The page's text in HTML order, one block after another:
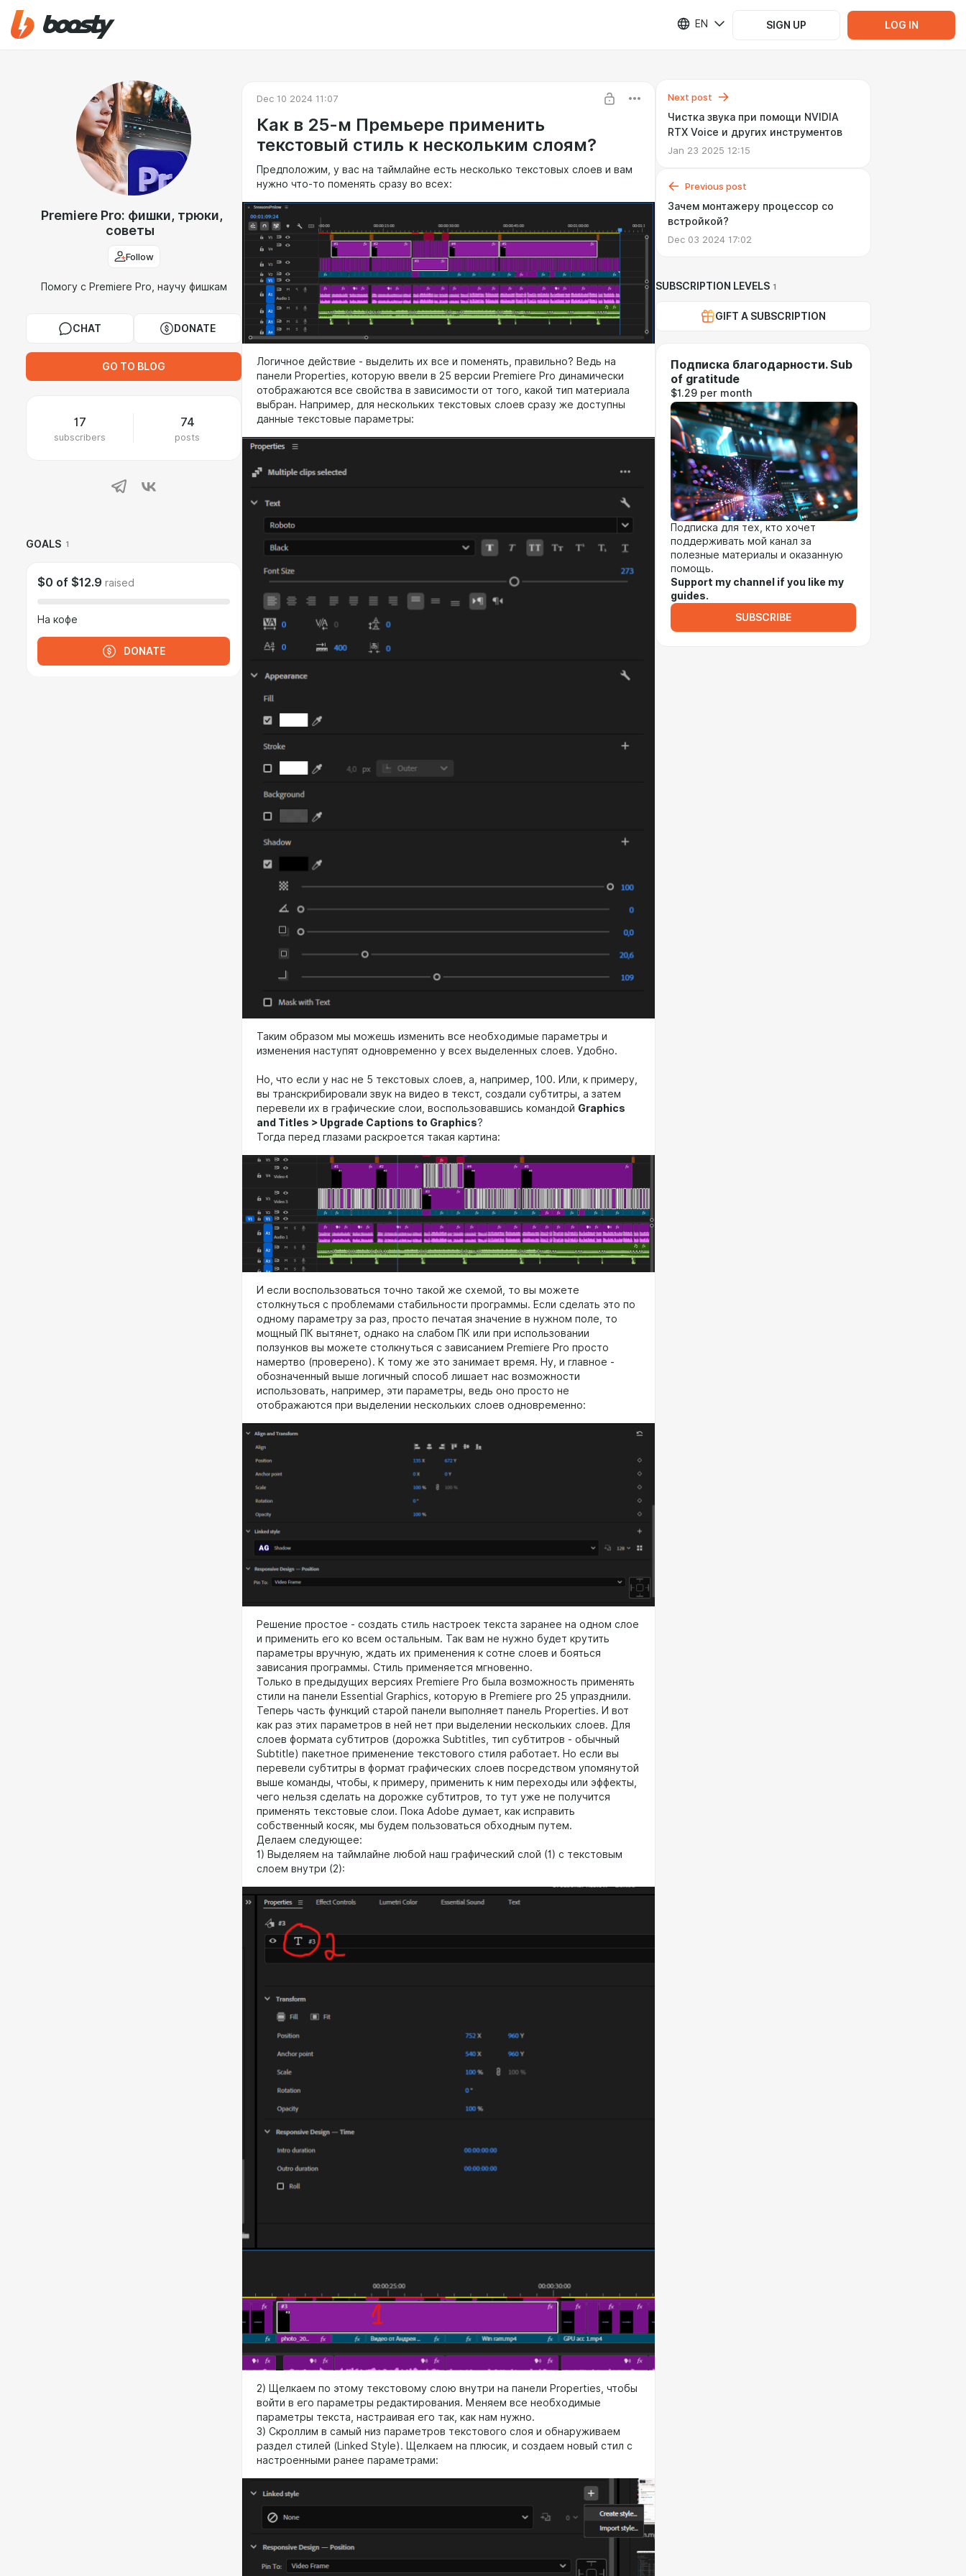
EN SIGN UP LOG IN
Premiere Pro: фишки, трюки,
советы
Follow
Помогу с Premiere Pro, научу фишкам
CHAT DONATE
GO TO BLOG
17
subscribers
74
posts
GOALS 1
$0 of $12.9 raised
На кофе
DONATE
Dec 10 2024 11:07
Как в 25-м Премьере применить
текстовый стиль к нескольким слоям?
Предположим, у вас на таймлайне есть несколько текстовых слоев и вам
нужно что-то поменять сразу во всех:
Логичное действие - выделить их все и поменять, правильно? Ведь на
панели Properties, которую ввели в 25 версии Premiere Pro динамически
отображаются все свойства в зависимости от того, какой тип материала
выбран. Например, для нескольких текстовых слоев сразу же доступны
данные текстовые параметры:
Таким образом мы можешь изменить все необходимые параметры и
изменения наступят одновременно у всех выделенных слоев. Удобно.
Но, что если у нас не 5 текстовых слоев, а, например, 100. Или, к примеру,
вы транскрибировали звук на видео в текст, создали субтитры, а затем
перевели их в графические слои, воспользовавшись командой Graphics
and Titles > Upgrade Captions to Graphics?
Тогда перед глазами раскроется такая картина:
И если воспользоваться точно такой же схемой, то вы можете
столкнуться с проблемами стабильности программы. Если сделать это по
одному параметру за раз, просто печатая значение в нужном поле, то
мощный ПК вытянет, однако на слабом ПК или при использовании
ползунков вы можете столкнуться с зависанием Premiere Pro просто
намертво (проверено). К тому же это занимает время. Ну, и главное -
обозначенный выше логичный способ лишает нас возможности
использовать, например, эти параметры, ведь оно просто не
отображаются при выделении нескольких слоев одновременно:
Решение простое - создать стиль настроек текста заранее на одном слое
и применить его ко всем остальным. Так вам не нужно будет крутить
параметры вручную, ждать их применения к сотне слоев и бояться
зависания программы. Стиль применяется мгновенно.
Только в предыдущих версиях Premiere Pro была возможность применять
стили на панели Essential Graphics, которую в Premiere pro 25 упразднили.
Теперь часть функций старой панели выполняет панель Properties. И вот
как раз этих параметров в ней нет при выделении нескольких слоев. Для
слоев формата субтитров (дорожка Subtitles, тип субтитров - обычный
Subtitle) пакетное применение текстового стиля работает. Но если вы
перевели субтитры в формат графических слоев посредством упомянутой
выше команды, чтобы, к примеру, применить к ним переходы или эффекты,
чего нельзя сделать на дорожке субтитров, то тут уже не получится
применять текстовые слои. Пока Adobe думает, как исправить
собственный косяк, мы будем пользоваться обходным путем.
Делаем следующее:
1) Выделяем на таймлайне любой наш графический слой (1) с текстовым
слоем внутри (2):
2) Щелкаем по этому текстовому слою внутри на панели Properties, чтобы
войти в его параметры редактирования. Меняем все необходимые
параметры текста, настраивая его так, как нам нужно.
3) Скроллим в самый низ параметров текстового слоя и обнаруживаем
раздел стилей (Linked Style). Щелкаем на плюсик, и создаем новый стил с
настроенными ранее параметрами:
Next post
Чистка звука при помощи NVIDIA
RTX Voice и других инструментов
Jan 23 2025 12:15
Previous post
Зачем монтажеру процессор со
встройкой?
Dec 03 2024 17:02
SUBSCRIPTION LEVELS 1
GIFT A SUBSCRIPTION
Подписка благодарности. Sub
of gratitude
$1.29 per month
Подписка для тех, кто хочет
поддерживать мой канал за
полезные материалы и оказанную
помощь.
Support my channel if you like my
guides.
SUBSCRIBE